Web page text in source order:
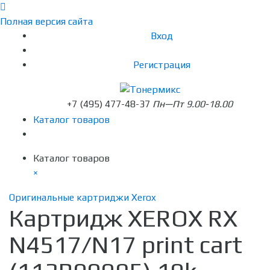
Полная версия сайта
Вход
Регистрация
+7 (495) 477-48-37 Пн—Пт 9.00-18.00
Каталог товаров
Каталог товаров
×
Оригинальные картриджи Xerox
Картридж XEROX RX
N4517/N17 print cart